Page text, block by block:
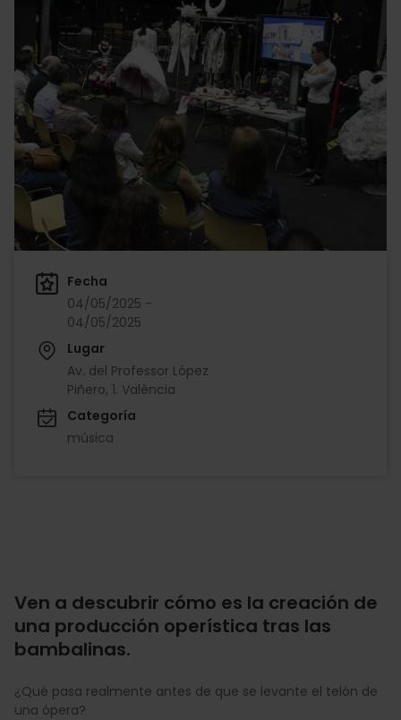
Fecha
04/05/2025 -
04/05/2025
Lugar
Av. del Professor López
Piñero, 1. València
Categoría
música
Ven a descubrir cómo es la creación de
una producción operística tras las
bambalinas.
¿Qué pasa realmente antes de que se levante el telón de
una ópera?